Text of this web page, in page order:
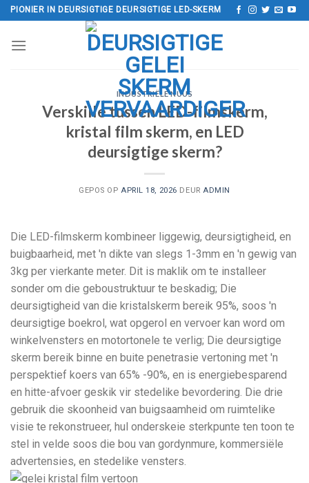
Slaan
oor
PIONIER IN DEURSIGTIGE DEURSIGTIGE LED-SKERM
INDUSTRIËLE NUUS
Verskille tussen LED-filmskerm,
kristal film skerm, en LED
deursigtige skerm?
GEPOS OP APRIL 18, 2026 DEUR ADMIN
Die LED-filmskerm kombineer liggewig, deursigtigheid, en
buigbaarheid, met 'n dikte van slegs 1-3mm en 'n gewig van
3kg per vierkante meter. Dit is maklik om te installeer
sonder om die geboustruktuur te beskadig; Die
deursigtigheid van die kristalskerm bereik 95%, soos 'n
deursigtige boekrol, wat opgerol en vervoer kan word om
winkelvensters en motortonele te verlig; Die deursigtige
skerm bereik binne en buite penetrasie vertoning met 'n
perspektief koers van 65% -90%, en is energiebesparend
en hitte-afvoer geskik vir stedelike bevordering. Die drie
gebruik die skoonheid van buigsaamheid om ruimtelike
visie te rekonstrueer, hul onderskeie sterkpunte ten toon te
stel in velde soos die bou van gordynmure, kommersiële
advertensies, en stedelike vensters.